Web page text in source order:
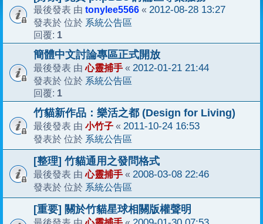
最後發表 由 tonylee5566 « 2012-08-28 13:27
發表於 位於 系統公告區
回覆: 1
簡體中文討論專區正式開放
最後發表 由心靈捕手 « 2012-01-21 21:44
發表於 位於 系統公告區
回覆: 1
竹貓新作品：樂活之都 (Design for Living)
最後發表 由 小竹子 « 2011-10-24 16:53
發表於 位於 系統公告區
[整理] 竹貓通用之發問格式
最後發表 由心靈捕手 « 2008-03-08 22:46
發表於 位於 系統公告區
[重要] 關於竹貓星球相關版權聲明